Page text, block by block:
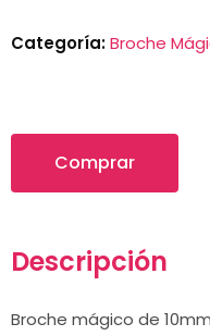
Categoría:Broche
Comprar
Descripción
Broche mágico de